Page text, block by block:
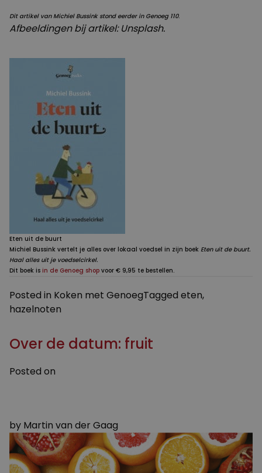
Dit artikel van Michiel Bussink stond eerder in Genoeg 110.
Afbeeldingen bij artikel: Unsplash.
Eten uit de buurt
Michiel Bussink vertelt je alles over lokaal voedsel in zijn boek Eten uit de buurt.
Haal alles uit je voedselcirkel.
Dit boek is in de Genoeg shop voor € 9,95 te bestellen.
Posted in Koken met GenoegTagged eten,
hazelnoten
Over de datum: fruit
Posted on
by Martin van der Gaag